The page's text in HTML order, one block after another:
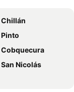
Chillán
Cobquecura
Nicolás